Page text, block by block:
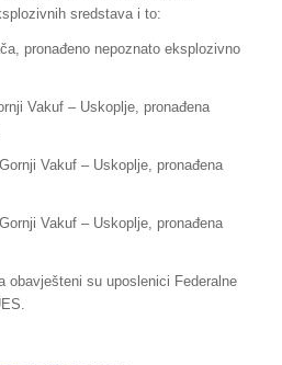
sredstava i to:
pronađeno nepoznato eksplozivno
Vakuf – Uskoplje, pronađena
Vakuf – Uskoplje, pronađena
Vakuf – Uskoplje, pronađena
obavješteni su uposlenici Federalne